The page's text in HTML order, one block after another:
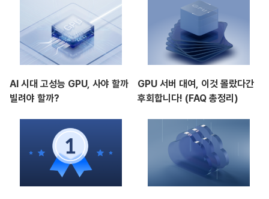
AI 시대 고성능 GPU, 사야 할까
빌려야 할까?
GPU 서버 대여, 이것 몰랐다간
후회합니다! (FAQ 총정리)